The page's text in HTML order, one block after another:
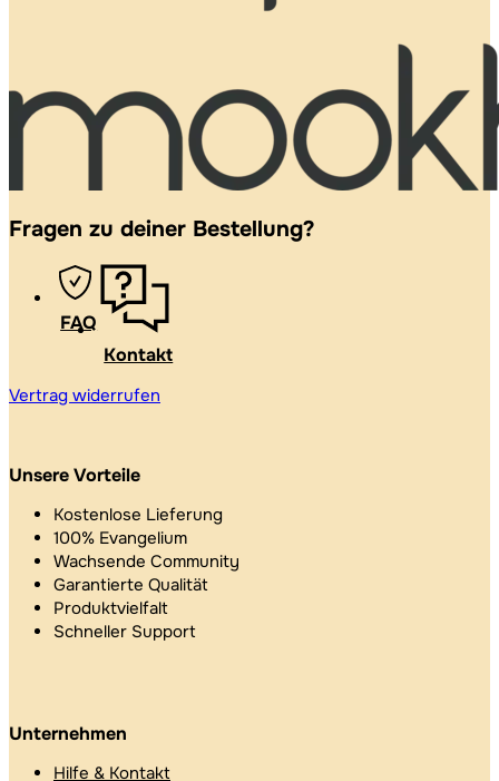
Fragen zu deiner Bestellung?
FAQ
Kontakt
Vertrag widerrufen
Unsere Vorteile
Kostenlose Lieferung
100% Evangelium
Wachsende Community
Garantierte Qualität
Produktvielfalt
Schneller Support
Unternehmen
Hilfe & Kontakt